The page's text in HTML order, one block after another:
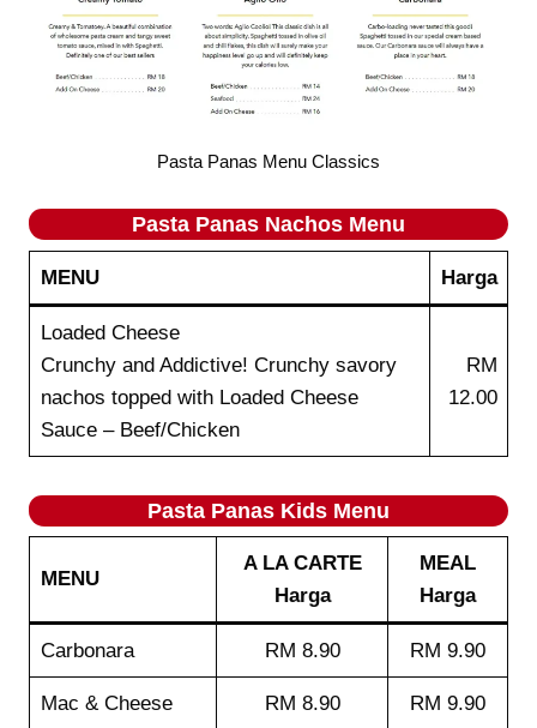
Pasta Panas Menu Classics
Pasta Panas Nachos Menu
MENU Harga
Loaded Cheese
Crunchy and Addictive! Crunchy savory
nachos topped with Loaded Cheese
Sauce – Beef/Chicken
RM
12.00
Pasta Panas Kids Menu
MENU
A LA CARTE
Harga
MEAL
Harga
Carbonara RM 8.90 RM 9.90
Mac & Cheese RM 8.90 RM 9.90